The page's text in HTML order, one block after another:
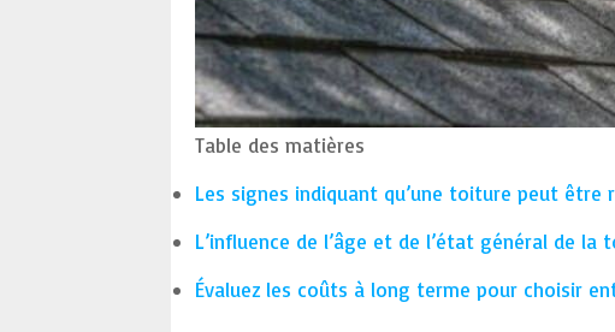
Table des matières
Les signes indiquant qu’une toiture peut être
L’influence de l’âge et de l’état général de
Évaluez les coûts à long terme pour choisir